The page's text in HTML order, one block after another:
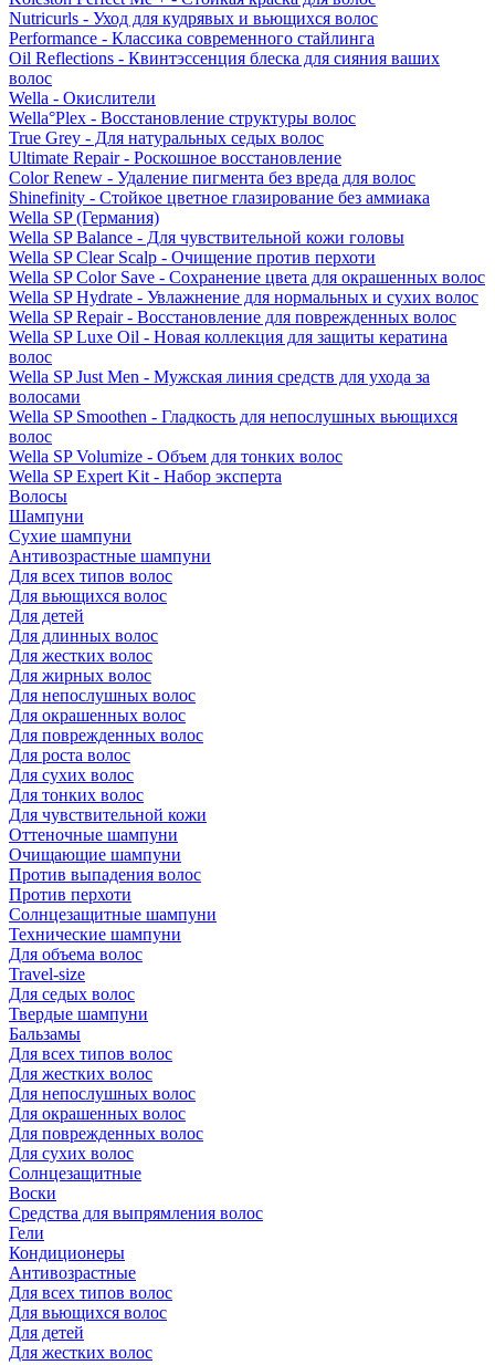
Nutricurls - Уход для кудрявых и вьющихся волос
Performance - Классика современного стайлинга
Oil Reflections - Квинтэссенция блеска для сияния ваших
волос
Wella - Окислители
Wella°Plex - Восстановление структуры волос
True Grey - Для натуральных седых волос
Ultimate Repair - Роскошное восстановление
Color Renew - Удаление пигмента без вреда для волос
Shinefinity - Стойкое цветное глазирование без аммиака
Wella SP (Германия)
Wella SP Balance - Для чувствительной кожи головы
Wella SP Clear Scalp - Очищение против перхоти
Wella SP Color Save - Сохранение цвета для окрашенных волос
Wella SP Hydrate - Увлажнение для нормальных и сухих волос
Wella SP Repair - Восстановление для поврежденных волос
Wella SP Luxe Oil - Новая коллекция для защиты кератина
волос
Wella SP Just Men - Мужская линия средств для ухода за
волосами
Wella SP Smoothen - Гладкость для непослушных вьющихся
волос
Wella SP Volumize - Объем для тонких волос
Wella SP Expert Kit - Набор эксперта
Волосы
Шампуни
Сухие шампуни
Антивозрастные шампуни
Для всех типов волос
Для вьющихся волос
Для детей
Для длинных волос
Для жестких волос
Для жирных волос
Для непослушных волос
Для окрашенных волос
Для поврежденных волос
Для роста волос
Для сухих волос
Для тонких волос
Для чувствительной кожи
Оттеночные шампуни
Очищающие шампуни
Против выпадения волос
Против перхоти
Солнцезащитные шампуни
Технические шампуни
Для объема волос
Travel-size
Для седых волос
Твердые шампуни
Бальзамы
Для всех типов волос
Для жестких волос
Для непослушных волос
Для окрашенных волос
Для поврежденных волос
Для сухих волос
Солнцезащитные
Воски
Средства для выпрямления волос
Гели
Кондиционеры
Антивозрастные
Для всех типов волос
Для вьющихся волос
Для детей
Для жестких волос